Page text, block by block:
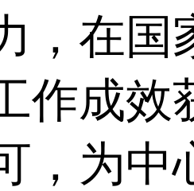
，在国
作成效
，为中